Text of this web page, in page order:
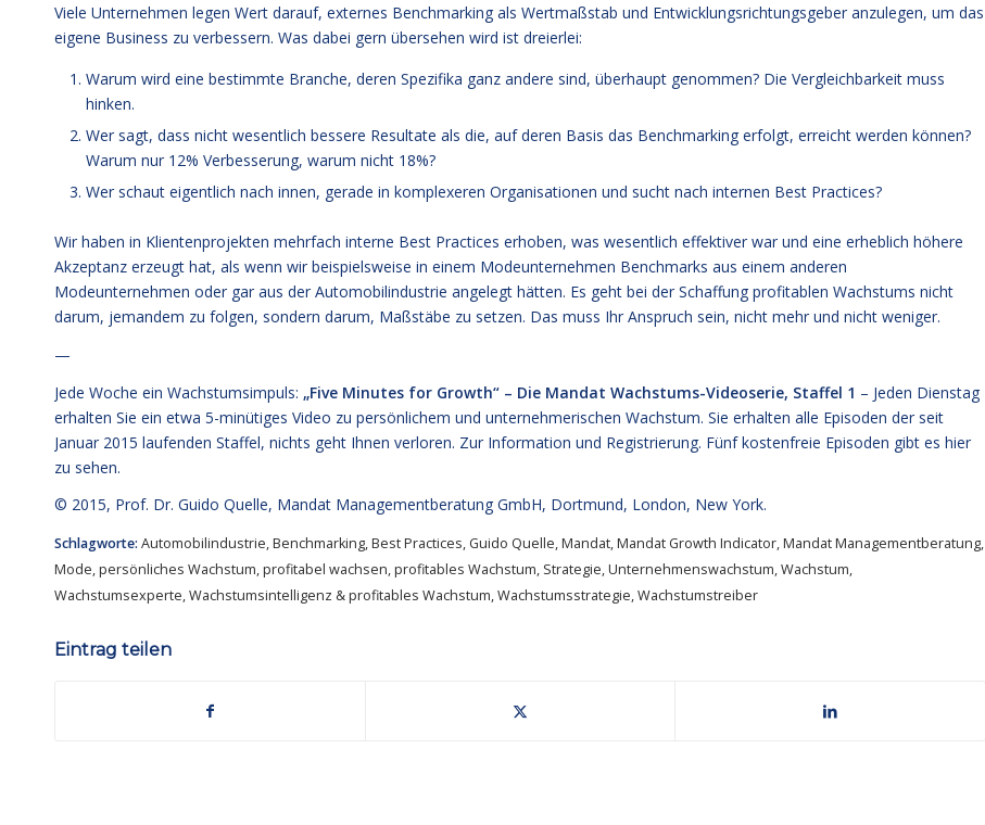
Viele Unternehmen legen Wert darauf, externes Benchmarking als Wertmaßstab und Entwicklungsrichtungsgeber anzulegen, um das
eigene Business zu verbessern. Was dabei gern übersehen wird ist dreierlei:
Warum wird eine bestimmte Branche, deren Spezifika ganz andere sind, überhaupt genommen? Die Vergleichbarkeit muss
hinken.
Wer sagt, dass nicht wesentlich bessere Resultate als die, auf deren Basis das Benchmarking erfolgt, erreicht werden können?
Warum nur 12% Verbesserung, warum nicht 18%?
Wer schaut eigentlich nach innen, gerade in komplexeren Organisationen und sucht nach internen Best Practices?
Wir haben in Klientenprojekten mehrfach interne Best Practices erhoben, was wesentlich effektiver war und eine erheblich höhere
Akzeptanz erzeugt hat, als wenn wir beispielsweise in einem Modeunternehmen Benchmarks aus einem anderen
Modeunternehmen oder gar aus der Automobilindustrie angelegt hätten. Es geht bei der Schaffung profitablen Wachstums nicht
darum, jemandem zu folgen, sondern darum, Maßstäbe zu setzen. Das muss Ihr Anspruch sein, nicht mehr und nicht weniger.
—
Jede Woche ein Wachstumsimpuls: „Five Minutes for Growth“ – Die Mandat Wachstums-Videoserie, Staffel 1 – Jeden Dienstag
erhalten Sie ein etwa 5-minütiges Video zu persönlichem und unternehmerischen Wachstum. Sie erhalten alle Episoden der seit
Januar 2015 laufenden Staffel, nichts geht Ihnen verloren. Zur Information und Registrierung. Fünf kostenfreie Episoden gibt es hier
zu sehen.
© 2015, Prof. Dr. Guido Quelle, Mandat Managementberatung GmbH, Dortmund, London, New York.
Schlagworte: Automobilindustrie,Benchmarking,Best Practices, Guido Quelle,Mandat,Mandat Growth Indicator,Mandat Managementberatung,
Mode,persönliches Wachstum,profitabel wachsen,profitables Wachstum, Strategie,Unternehmenswachstum,Wachstum,
Wachstumsexperte,Wachstumsintelligenz & profitables Wachstum,Wachstumsstrategie,Wachstumstreiber
Eintrag teilen